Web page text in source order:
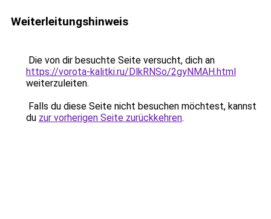
Weiterleitungshinweis
Die von dir besuchte Seite versucht, dich an
https://vorota-kalitki.ru/DlkRNSo/2gyNMAH.html
weiterzuleiten.
Falls du diese Seite nicht besuchen möchtest, kannst
du zur vorherigen Seite zurückkehren.